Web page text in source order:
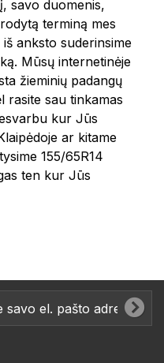
savo duomenis,
terminą mes
anksto suderinsime
Mūsų internetinėje
žieminių padangų
rasite sau tinkamas
kur Jūs
ar kitame
155/65R14
ten kur Jūs